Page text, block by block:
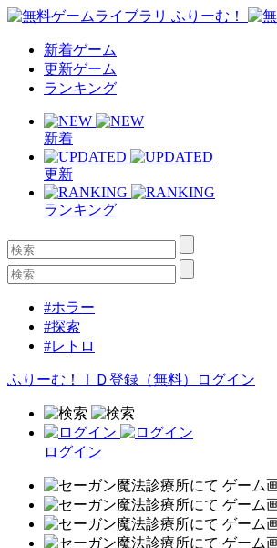
新着ゲーム
更新ゲーム
ランキング
新着
更新
ランキング
#ホラー
#探索
#レトロ
ふりーむ！ＩＤ登録（無料） ログイン
ログイン